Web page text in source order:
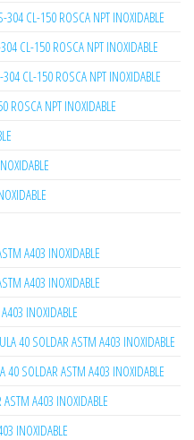
304 CL-150 ROSCA NPT INOXIDABLE
CL-150 ROSCA NPT INOXIDABLE
CL-150 ROSCA NPT INOXIDABLE
ROSCA NPT INOXIDABLE
A403 INOXIDABLE
A403 INOXIDABLE
INOXIDABLE
40 SOLDAR ASTM A403 INOXIDABLE
40 SOLDAR ASTM A403 INOXIDABLE
A403 INOXIDABLE
INOXIDABLE